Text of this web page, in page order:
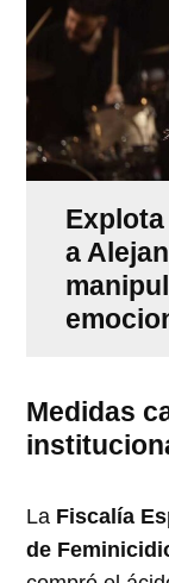
a
Medidas
La Fiscalía
de